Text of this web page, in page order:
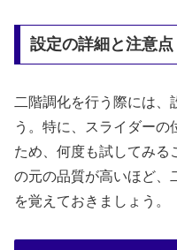
設定の詳細と注意点
二階調化を行う際には、
う。特に、スライダーの
ため、何度も試してみる
の元の品質が高いほど、
を覚えておきましょう。